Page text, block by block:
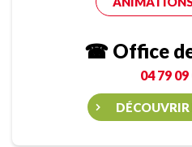
☎ Office
04 79 09